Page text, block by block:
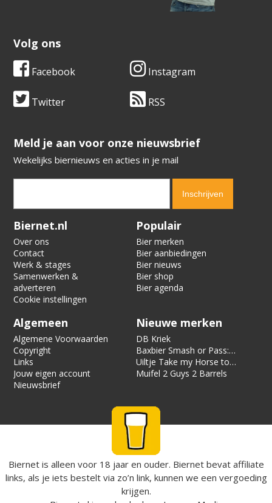
Volg ons
Facebook Instagram
Twitter RSS
​​​​​​​Meld je aan voor onze nieuwsbrief
Wekelijks biernieuws en acties in je mail
Verification code:
Biernet.nl
Over ons
Contact
Werk & stages
Samenwerken &
adverteren
Cookie instellingen
Populair
Bier merken
Bier aanbiedingen
Bier nieuws
Bier shop
Bier agenda
Algemeen
Algemene Voorwaarden
Copyright
Links
Jouw eigen account
Nieuwsbrief
Nieuwe merken
DB Kriek
Baxbier Smash or Pass:
Strata
Uiltje Take my Horse to
the Hotel Room
Muifel 2 Guys 2 Barrels
Biernet is alleen voor 18 jaar en ouder. Biernet bevat affiliate
links, als je iets bestelt via zo’n link, kunnen we een vergoeding
krijgen.